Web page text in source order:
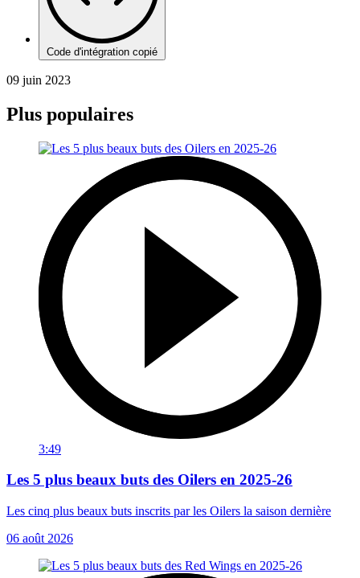
Code d'intégration copié
09 juin 2023
Plus populaires
3:49
Les 5 plus beaux buts des Oilers en 2025-26
Les cinq plus beaux buts inscrits par les Oilers la saison dernière
06 août 2026